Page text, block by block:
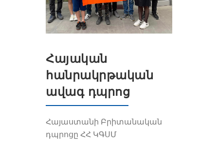
Հայական
հանրակրթական
ավագ դպրոց
Հայաստանի Բրիտանական
դպրոցը ՀՀ ԿԳՍՄ